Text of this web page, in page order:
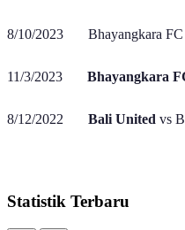
8/10/2023 Bhayangkara FC
11/3/2023 Bhayangkara
8/12/2022 Bali United vs
Statistik Terbaru